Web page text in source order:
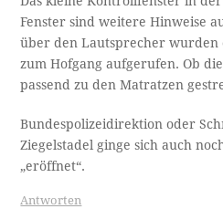
Fenster sind weitere Hinweise
über den Lautsprecher wurden
zum Hofgang aufgerufen. Ob
passend zu den Matratzen
Bundespolizeidirektion oder
Ziegelstadel ginge sich auch
„eröffnet“.
Antworten